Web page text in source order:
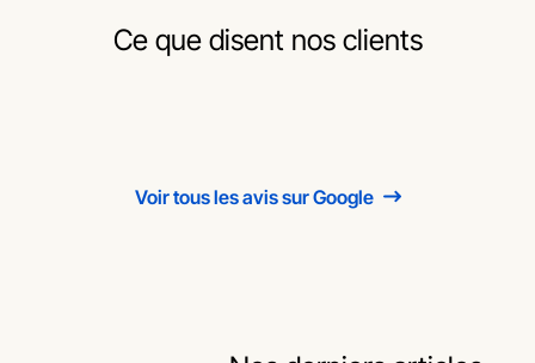
Ce que disent nos clients
Voir tous les avis sur Google